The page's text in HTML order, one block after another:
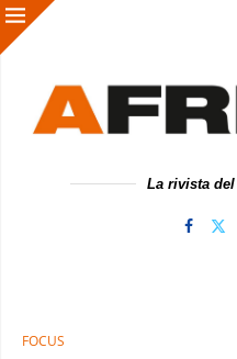
La rivista
FOCUS